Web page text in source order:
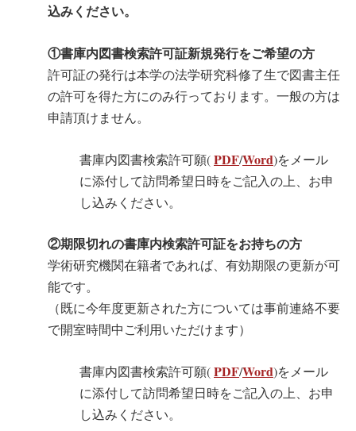
込みください。
①書庫内図書検索許可証新規発行をご希望の方
許可証の発行は本学の法学研究科修了生で図書主任
の許可を得た方にのみ行っております。一般の方は
申請頂けません。
書庫内図書検索許可願(PDF/Word)をメール
に添付して訪問希望日時をご記入の上、お申
し込みください。
②期限切れの書庫内検索許可証をお持ちの方
学術研究機関在籍者であれば、有効期限の更新が可
能です。
（既に今年度更新された方については事前連絡不要
で開室時間中ご利用いただけます）
書庫内図書検索許可願(PDF/Word)をメール
に添付して訪問希望日時をご記入の上、お申
し込みください。